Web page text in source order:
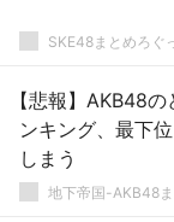
SKE48まとめろぐ
【悲報】AKB48
ンキング、最下
しまう
地下帝国-AKB48